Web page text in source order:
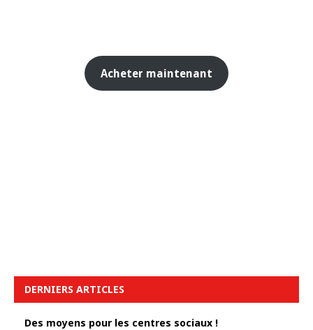
Acheter maintenant
DERNIERS ARTICLES
Des moyens pour les centres sociaux !